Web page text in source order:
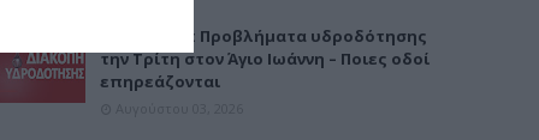
Καλαμαριά: Προβλήματα υδροδότησης
την Τρίτη στον Άγιο Ιωάννη – Ποιες οδοί
επηρεάζονται